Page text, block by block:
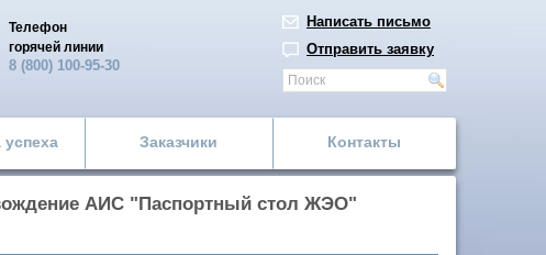
Телефон
горячей линии
8 (800) 100-95-30
Написать письмо
Отправить заявку
Заказчики Контакты
АИС "Паспортный стол ЖЭО"